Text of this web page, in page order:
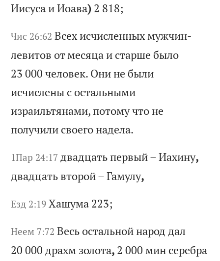
Иисуса иИоава) 2 818;
Чис 26:62 Всех исчисленных мужчин-
левитов отмесяца и старше было
23 000человек. Они не были
исчислены с остальными
израильтянами, потомучто не
получили своего надела.
1Пар 24:17 двадцать первый–Иахину,
двадцать второй–Гамулу,
Езд 2:19 Хашума 223;
Неем 7:72 Весь остальной народ дал
20 000драхм золота, 2 000мин серебра